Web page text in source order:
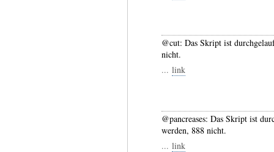
@cut: Das Skript ist
nicht.
... link
@pancreases: Das Skript ist
werden, 888 nicht.
... link